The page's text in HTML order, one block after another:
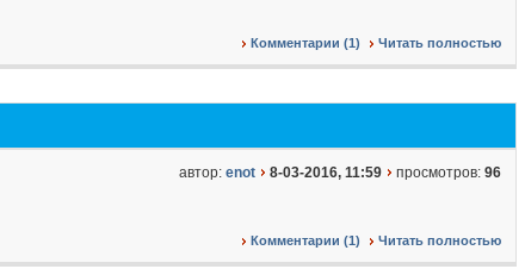
Комментарии (1) Читать полностью
автор: enot 8-03-2016, 11:59 просмотров: 96
Комментарии (1) Читать полностью